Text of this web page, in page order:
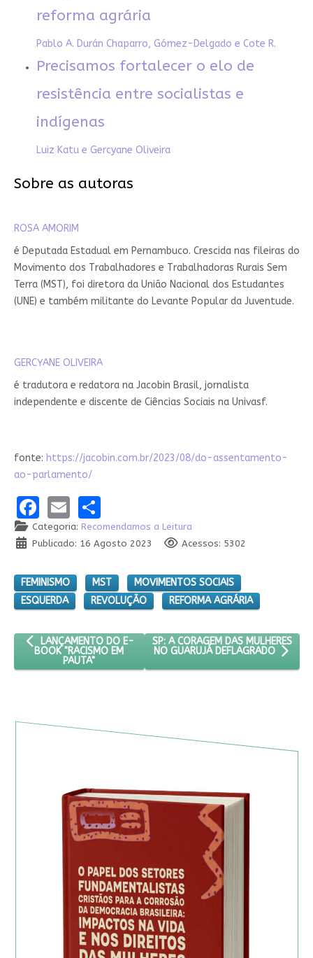
reforma agrária
Pablo A. Durán Chaparro, Gómez-Delgado e Cote R.
Precisamos fortalecer o elo de
resistência entre socialistas e
indígenas
Luiz Katu e Gercyane Oliveira
Sobre as autoras
ROSA AMORIM
é Deputada Estadual em Pernambuco. Crescida nas fileiras do
Movimento dos Trabalhadores e Trabalhadoras Rurais Sem
Terra (MST), foi diretora da União Nacional dos Estudantes
(UNE) e também militante do Levante Popular da Juventude.
GERCYANE OLIVEIRA
é tradutora e redatora na Jacobin Brasil, jornalista
independente e discente de Ciências Sociais na Univasf.
fonte: https://jacobin.com.br/2023/08/do-assentamento-
ao-parlamento/
Facebook
EmailShare
Categoria: Recomendamos a Leitura
Publicado: 16 Agosto 2023
Acessos: 5302
FEMINISMO MST
MOVIMENTOS SOCIAIS
ESQUERDA
REVOLUÇÃO REFORMA AGRÁRIA
ARTIGO ANTERIOR: LANÇAMENTO DO E-BOOK "RACISMO EM
LANÇAMENTO DO E-
BOOK "RACISMO EM
PAUTA"
PRÓXIMO ARTIGO: SP: A CORAGEM
SP: A CORAGEM DAS MULHERES
NO GUARUJÁ DEFLAGRADO